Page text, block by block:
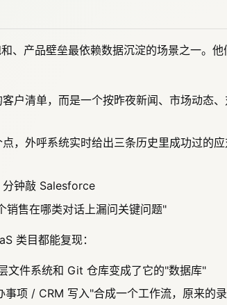
、产品壁垒最依赖数据沉淀的场景之一。他
户清单，而是一个按昨夜新闻、市场动态
，外呼系统实时给出三条历史里成功过的
分钟敲 Salesforce
销售在哪类对话上漏问关键问题"
类目都能复现：
文件系统和 Git 仓库变成了它的"数据库"
项 / CRM 写入"合成一个工作流，原来的